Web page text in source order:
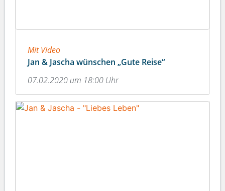
Mit Video
Jan & Jascha wünschen „Gute Reise“
07.02.2020 um 18:00 Uhr